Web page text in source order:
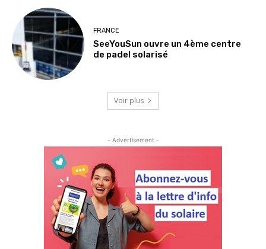
FRANCE
SeeYouSun ouvre un 4ème centre
de padel solarisé
Voir plus
- Advertisement -